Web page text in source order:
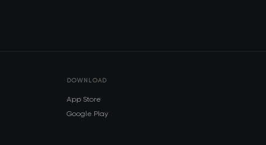
DOWNLOAD
App Store
Google Play